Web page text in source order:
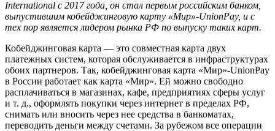
International с 2017 года, он стал первым российским банком,
выпустившим кобейджинговую карту «Мир»-UnionPay, и с
тех пор является лидером рынка РФ по выпуску таких карт.
Кобейджинговая карта — это совместная карта двух
платежных систем, которая обслуживается в инфраструктурах
обоих партнеров. Так, кобейджинговая карта «Мир»-UnionPay
в России работает как карта «Мир». Ей можно свободно
расплачиваться в магазинах, кафе, предприятиях сферы услуг
и т. д., оформлять покупки через интернет в пределах РФ,
снимать или вносить через нее средства в банкоматах,
переводить деньги между счетами. За рубежом все операции